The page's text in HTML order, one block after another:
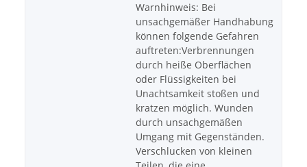
Warnhinweis: Bei
unsachgemäßer Handhabung
können folgende Gefahren
auftreten:Verbrennungen
durch heiße Oberflächen
oder Flüssigkeiten bei
Unachtsamkeit stoßen und
kratzen möglich. Wunden
durch unsachgemäßen
Umgang mit Gegenständen.
Verschlucken von kleinen